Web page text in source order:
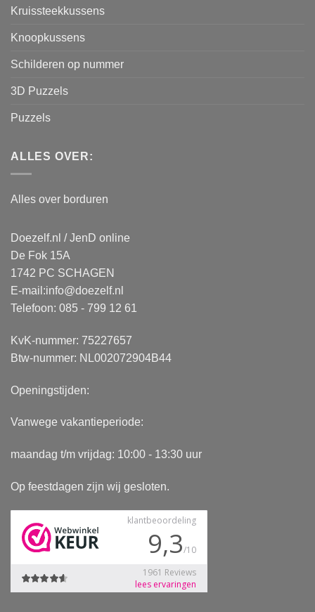
Kruissteekkussens
Knoopkussens
Schilderen op nummer
3D Puzzels
Puzzels
ALLES OVER:
Alles over borduren
Doezelf.nl / JenD online
De Fok 15A
1742 PC SCHAGEN
E-mail:info@doezelf.nl
Telefoon: 085 - 799 12 61
KvK-nummer: 75227657
Btw-nummer: NL002072904B44
Openingstijden:
Vanwege vakantieperiode:
maandag t/m vrijdag: 10:00 - 13:30 uur
Op feestdagen zijn wij gesloten.